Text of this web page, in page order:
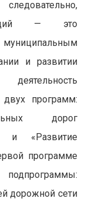
— это
и развитии
двух программ:
дорог
и «Развитие
программе
дорожной сети